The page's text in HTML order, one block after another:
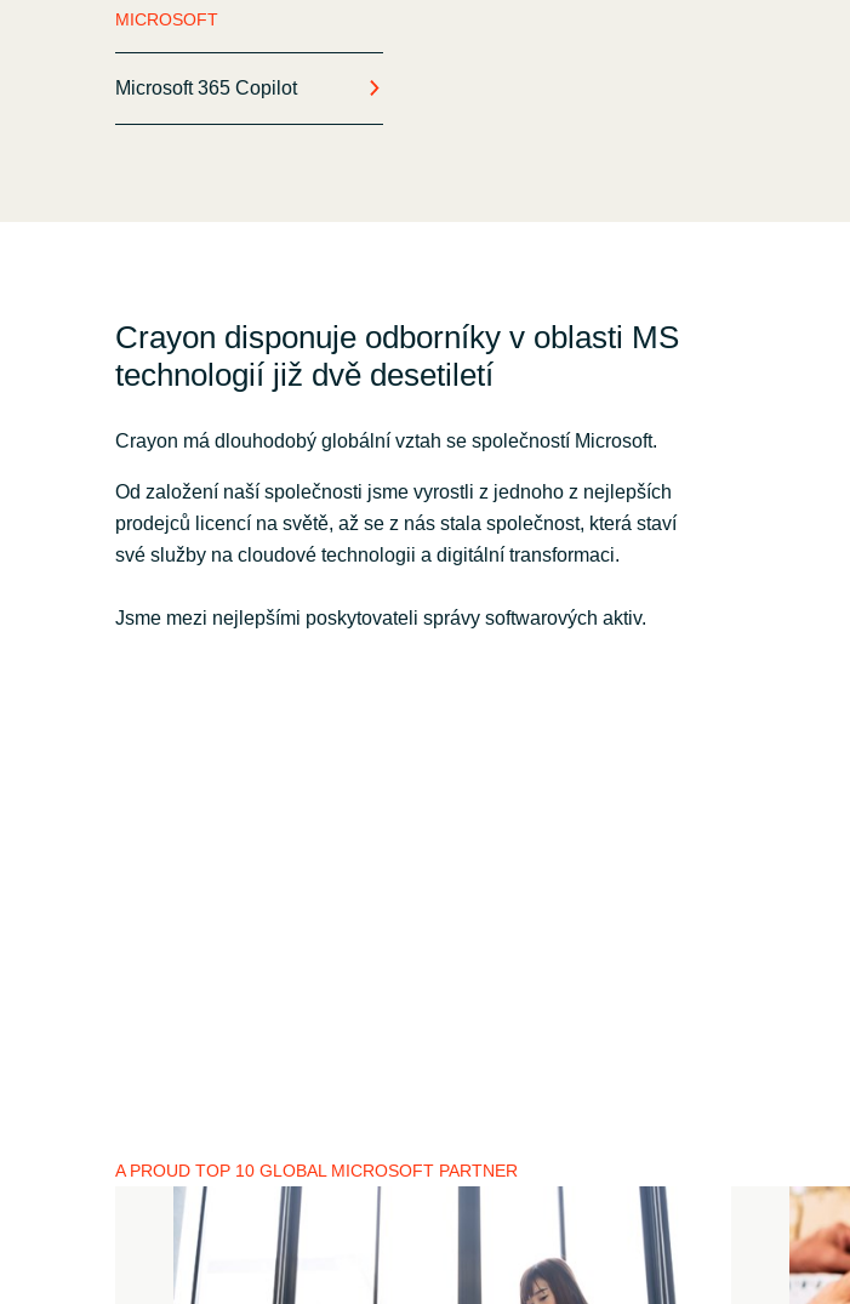
MICROSOFT
Microsoft 365 Copilot
Crayon disponuje odborníky v oblasti MS
technologií již dvě desetiletí
Crayon má dlouhodobý globální vztah se společností Microsoft.
Od založení naší společnosti jsme vyrostli z jednoho z nejlepších
prodejců licencí na světě, až se z nás stala společnost, která staví
své služby na cloudové technologii a digitální transformaci.
Jsme mezi nejlepšími poskytovateli správy softwarových aktiv.
A PROUD TOP 10 GLOBAL MICROSOFT PARTNER